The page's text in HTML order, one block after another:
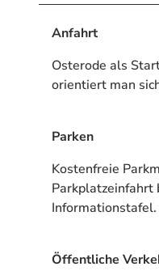
Anfahrt
Osterode als
orientiert man
Parken
Kostenfreie
Parkplatzeinfahrt
Informationstafel.
Öffentliche